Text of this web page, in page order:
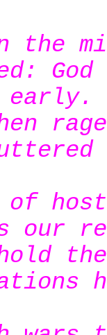
the
of
our